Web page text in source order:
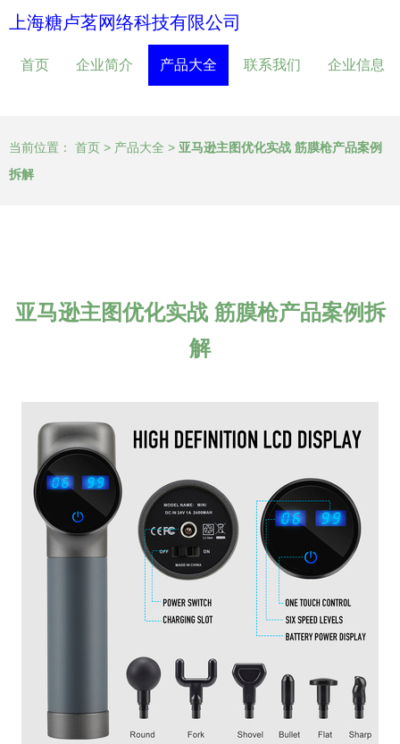
上海糖卢茗网络科技有限公司
首页 企业简介 产品大全 联系我们 企业信息
当前位置： 首页 > 产品大全 > 亚马逊主图优化实战 筋膜枪产品案例
拆解
亚马逊主图优化实战 筋膜枪产品案例拆
解